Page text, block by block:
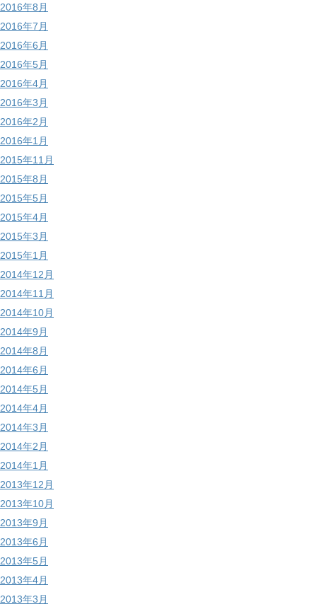
2016年8月
2016年7月
2016年6月
2016年5月
2016年4月
2016年3月
2016年2月
2016年1月
2015年11月
2015年8月
2015年5月
2015年4月
2015年3月
2015年1月
2014年12月
2014年11月
2014年10月
2014年9月
2014年8月
2014年6月
2014年5月
2014年4月
2014年3月
2014年2月
2014年1月
2013年12月
2013年10月
2013年9月
2013年6月
2013年5月
2013年4月
2013年3月